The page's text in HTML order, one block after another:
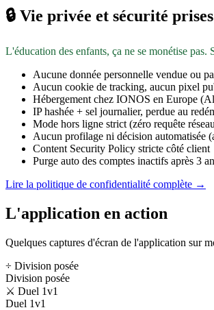
🔒 Vie privée et sécurité
L'éducation des enfants, ça ne se monétise
Aucune donnée personnelle vendue ou
Aucun cookie de tracking, aucun pixel
Hébergement chez IONOS en Europe
IP hashée + sel journalier, perdue au
Mode hors ligne strict (zéro requête
Aucun profilage ni décision automatisée
Content Security Policy stricte côté client
Purge auto des comptes inactifs après 3
Lire la politique de confidentialité complète →
L'application en action
Quelques captures d'écran de l'application sur
÷ Division posée
Division posée
⚔️ Duel 1v1
Duel 1v1